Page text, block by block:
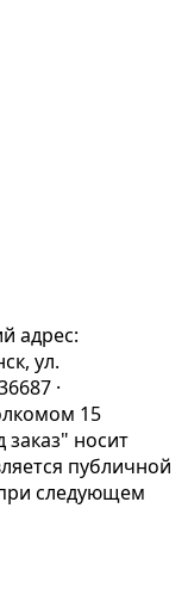
адрес:
ул.
·
15
заказ" носит
публичной
следующем